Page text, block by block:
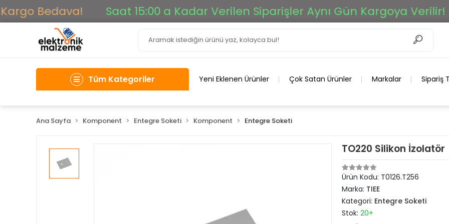
Bedava! Saat 15:00 a Kadar Verilen Siparişler Aynı Gün Kargoya Verilir!
Tüm Kategoriler Yeni Eklenen Ürünler Çok Satan Ürünler Markalar Sipariş
Ana Sayfa Komponent Entegre Soketi Komponent Entegre Soketi
TO220 Silikon İzolatör
Ürün Kodu: T0126.T256
Marka: TIEE
Kategori: Entegre Soketi
Stok: 20+